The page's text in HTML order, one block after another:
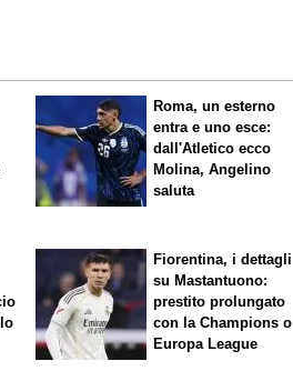
Roma, un esterno
entra e uno esce:
dall'Atletico ecco
Molina, Angelino
saluta
Fiorentina, i dettagli
su Mastantuono:
prestito prolungato
con la Champions o
Europa League